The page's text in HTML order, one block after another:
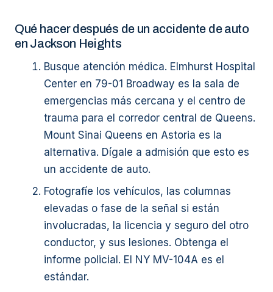
Qué hacer después de un accidente de auto
en Jackson Heights
Busque atención médica. Elmhurst Hospital
Center en 79-01 Broadway es la sala de
emergencias más cercana y el centro de
trauma para el corredor central de Queens.
Mount Sinai Queens en Astoria es la
alternativa. Dígale a admisión que esto es
un accidente de auto.
Fotografíe los vehículos, las columnas
elevadas o fase de la señal si están
involucradas, la licencia y seguro del otro
conductor, y sus lesiones. Obtenga el
informe policial. El NY MV-104A es el
estándar.